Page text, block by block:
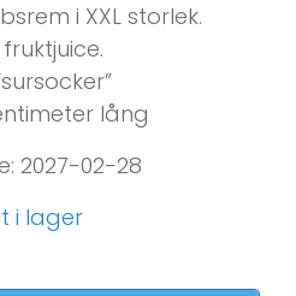
i XXL storlek.
lång
2027-02-28
i lager